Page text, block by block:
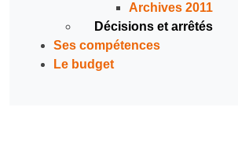
Archives 2011
Décisions et arrêtés
Ses compétences
Le budget